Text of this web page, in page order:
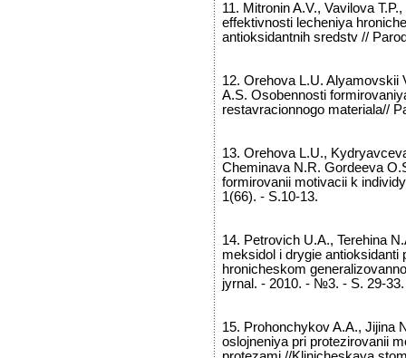
11. Mitronin A.V., Vavilova
effektivnosti lecheniya
antioksidantnih sredstv //
12. Orehova L.U. Alyamovskii
A.S. Osobennosti
restavracionnogo materiala//
13. Orehova L.U.,
Cheminava N.R. Gordeeva
formirovanii motivacii k
1(66). - S.10-13.
14. Petrovich U.A., Terehina
meksidol i drygie antioksidanti
hronicheskom
jyrnal. - 2010. - №3. - S. 29-33.
15. Prohonchykov A.A., Jijina
oslojneniya pri protezirovanii